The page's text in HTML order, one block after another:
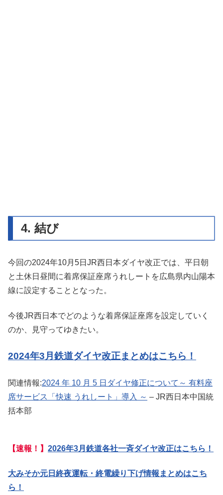
4. 結び
今回の2024年10月5日JR西日本ダイヤ改正では、平日朝
と土休日昼間に着席保証座席うれしートを広島県内山陽本
線に設定することとなった。
今後JR西日本でどのような着席保証座席を設定していく
のか、見守ってゆきたい。
2024年3月鉄道ダイヤ改正まとめはこちら！
関連情報:2024 年 10 月 5 日ダイヤ修正について～ 有料座
席サービス「快速 うれしート」導入 ～ – JR西日本中国統
括本部
【速報！】 2026年3月鉄道各社一斉ダイヤ改正はこちら！
大みそか元日終夜運転・終電繰り下げ情報まとめはこち
ら！